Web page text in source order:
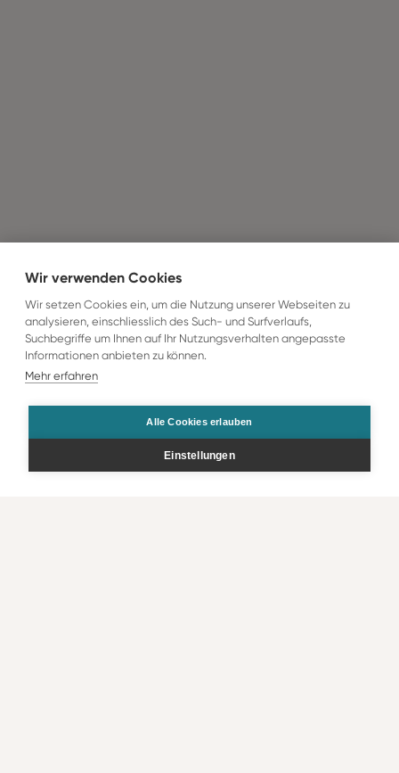
Gesamt
Zur Buchung
Wir verwenden Cookies
Wir setzen Cookies ein, um die Nutzung unserer Webseiten zu
analysieren, einschliesslich des Such- und Surfverlaufs,
Suchbegriffe um Ihnen auf Ihr Nutzungsverhalten angepasste
Informationen anbieten zu können.
Mehr erfahren
Alle Cookies erlauben
Einstellungen